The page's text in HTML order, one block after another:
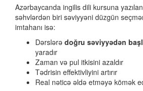
Azərbaycanda ingilis dili kursuna
səhvlərdən biri səviyyəni düzgün
imtahanı isə:
Dərslərə doğru səviyyədən
yaradır
Zaman və pul itkisini azaldır
Tədrisin effektivliyini artırır
Real nəticə əldə etməyə kömək